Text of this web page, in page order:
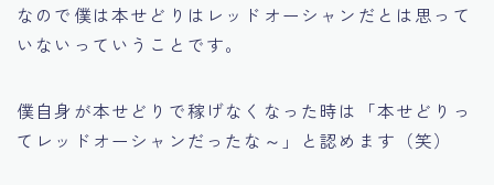
なので僕は本せどりはレッドオーシャンだとは思って
いないっていうことです。
僕自身が本せどりで稼げなくなった時は
「本せどりっ
てレッドオーシャンだったな～」
と認めます（笑）